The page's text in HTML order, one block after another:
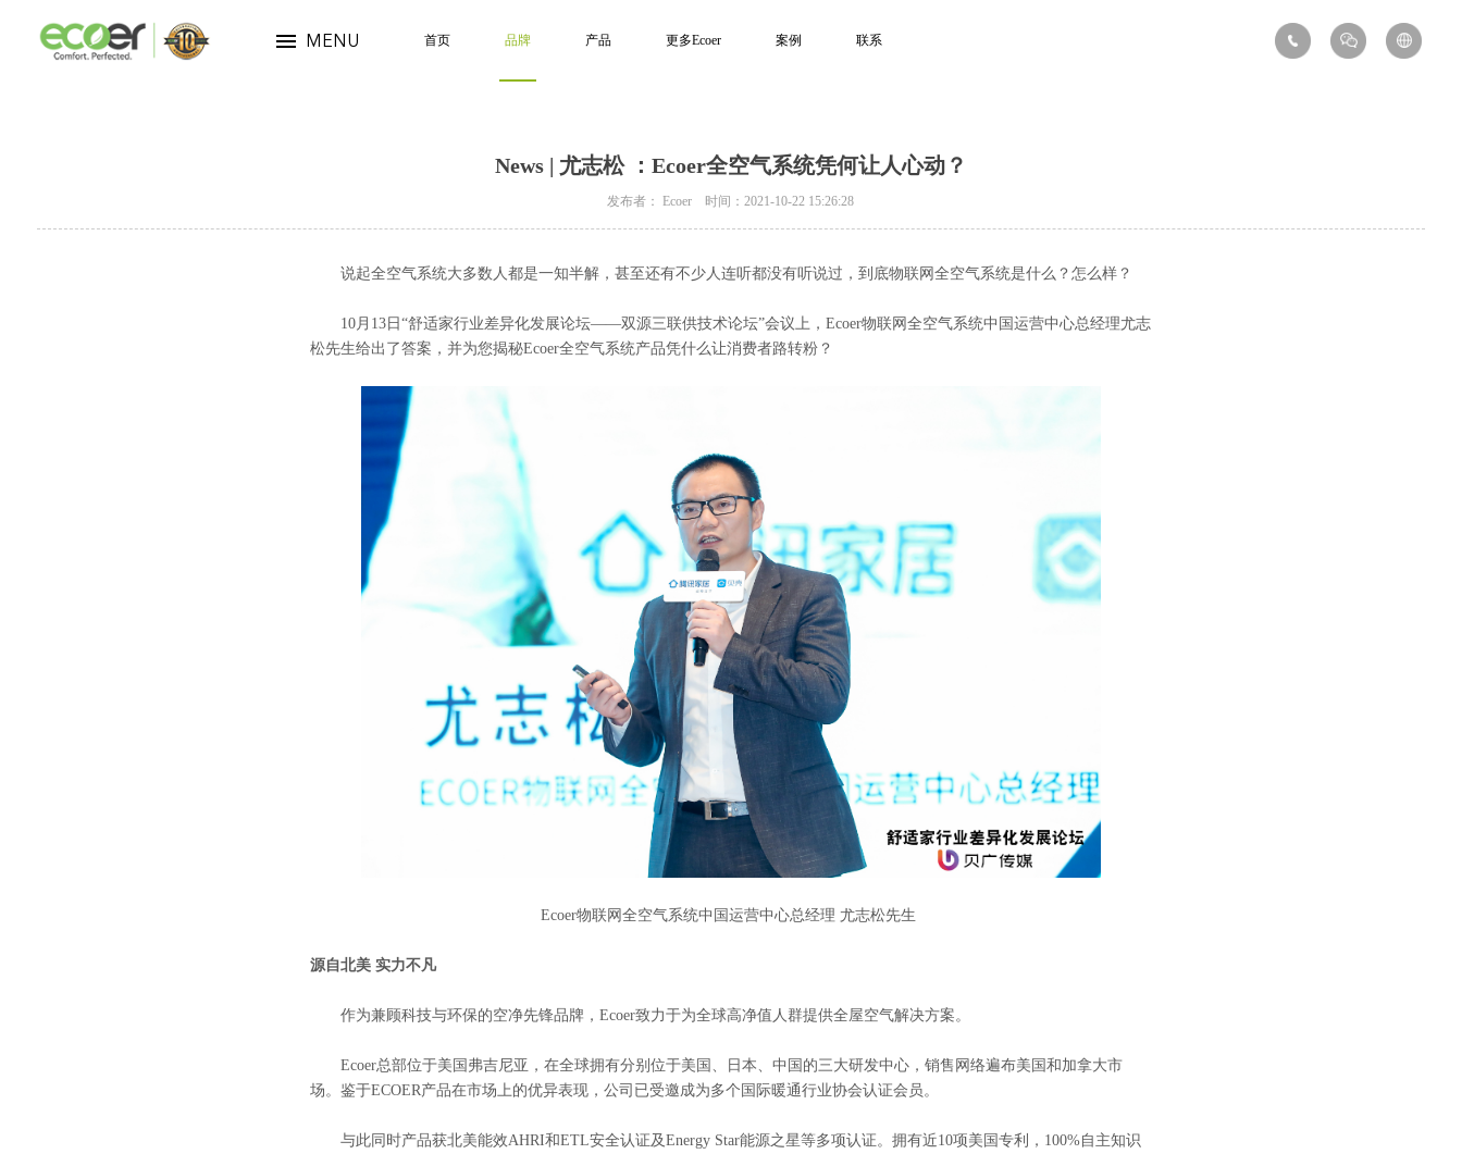
首页 品牌 产品 更多Ecoer 案例 联系
MENU
News | 尤志松 ：Ecoer全空气系统凭何让人心动？
发布者： Ecoer 时间：2021-10-22 15:26:28
说起全空气系统大多数人都是一知半解，甚至还有不少人连听都没有听说过，到底物联网全空气系统是什么？怎么样？
10月13日“舒适家行业差异化发展论坛——双源三联供技术论坛”会议上，Ecoer物联网全空气系统中国运营中心总经理尤志
松先生给出了答案，并为您揭秘Ecoer全空气系统产品凭什么让消费者路转粉？
Ecoer物联网全空气系统中国运营中心总经理 尤志松先生
源自北美 实力不凡
作为兼顾科技与环保的空净先锋品牌，Ecoer致力于为全球高净值人群提供全屋空气解决方案。
Ecoer总部位于美国弗吉尼亚，在全球拥有分别位于美国、日本、中国的三大研发中心，销售网络遍布美国和加拿大市
场。鉴于ECOER产品在市场上的优异表现，公司已受邀成为多个国际暖通行业协会认证会员。
与此同时产品获北美能效AHRI和ETL安全认证及Energy Star能源之星等多项认证。拥有近10项美国专利，100%自主知识